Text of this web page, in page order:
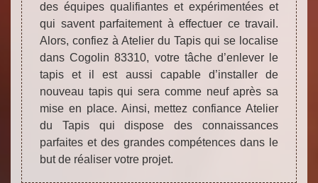
des équipes qualifiantes et expérimentées et
qui savent parfaitement à effectuer ce travail.
Alors, confiez à Atelier du Tapis qui se localise
dans Cogolin 83310, votre tâche d’enlever le
tapis et il est aussi capable d’installer de
nouveau tapis qui sera comme neuf après sa
mise en place. Ainsi, mettez confiance Atelier
du Tapis qui dispose des connaissances
parfaites et des grandes compétences dans le
but de réaliser votre projet.